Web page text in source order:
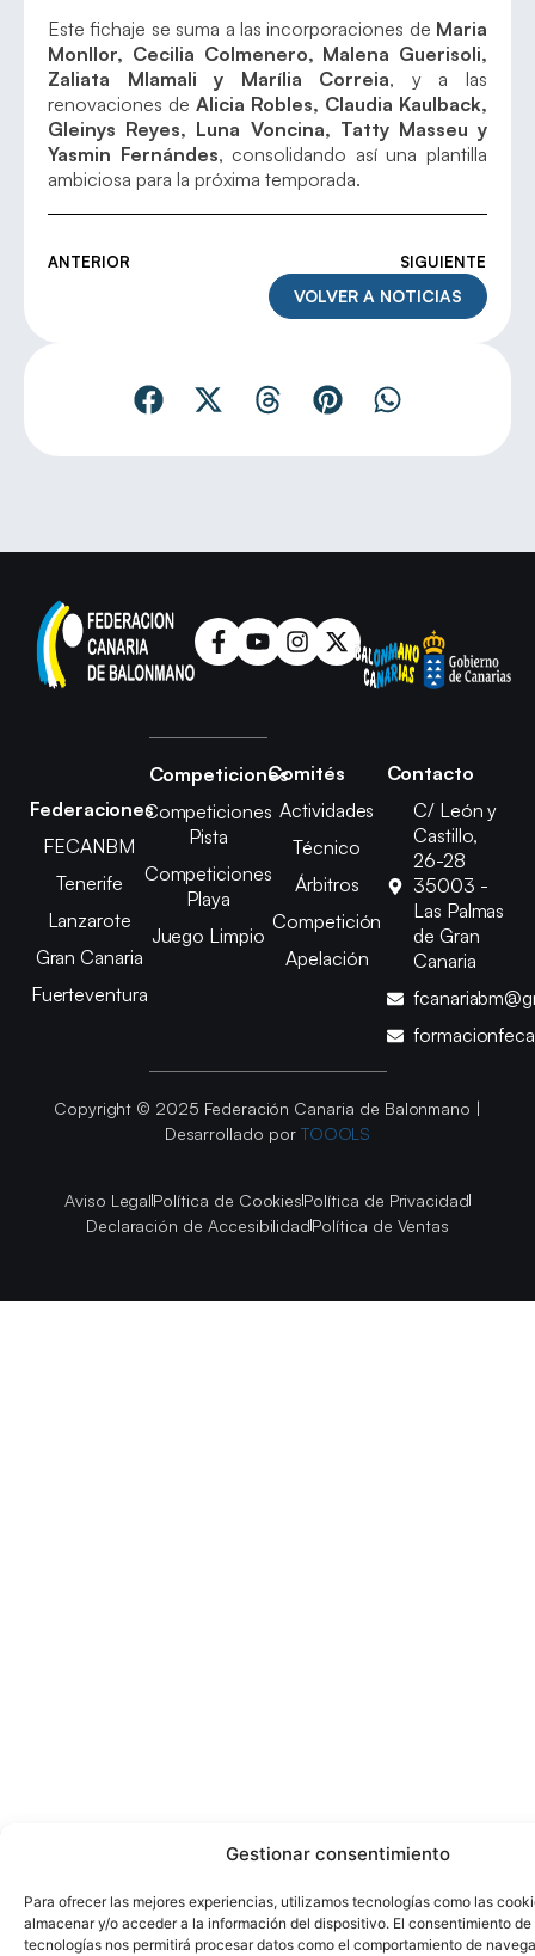
Gestionar consentimiento
Para ofrecer las mejores experiencias, utilizamos tecnologías como las
almacenar y/o acceder a la información del dispositivo. El consentimiento de
tecnologías nos permitirá procesar datos como el comportamiento de
Este fichaje se suma a las incorporaciones de Maria
Monllor, Cecilia Colmenero, Malena Guerisoli,
Zaliata Mlamali y Marília Correia, y a las
renovaciones de Alicia Robles, Claudia Kaulback,
Gleinys Reyes, Luna Voncina, Tatty Masseu y
Yasmin Fernándes, consolidando así una plantilla
ambiciosa para la próxima temporada.
ANTERIOR SIGUIENTE
VOLVER A NOTICIAS
Federaciones
FECANBM
Tenerife
Lanzarote
Gran Canaria
Fuerteventura
Competiciones
Competiciones
Pista
Competiciones
Playa
Juego Limpio
Comités
Actividades
Técnico
Árbitros
Competición
Apelación
Contacto
C/ León y
Castillo,
26-28
35003 -
Las Palmas
de Gran
Canaria
Copyright © 2025 Federación Canaria de Balonmano |
Desarrollado por TOOOLS
Aviso LegalPolítica de CookiesPolítica de Privacidad
Declaración de AccesibilidadPolítica de Ventas